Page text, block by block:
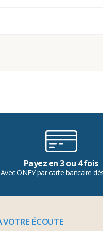
Payez en 3 ou 4 fois
Avec ONEY par carte bancaire
VOTRE ÉCOUTE